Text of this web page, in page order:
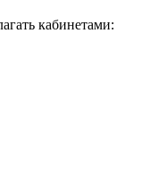
кабинетами: